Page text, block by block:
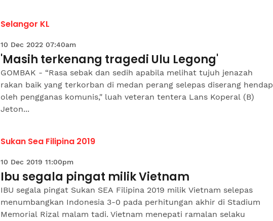
Selangor KL
10 Dec 2022 07:40am
'Masih terkenang tragedi Ulu Legong'
GOMBAK - “Rasa sebak dan sedih apabila melihat tujuh jenazah
rakan baik yang terkorban di medan perang selepas diserang hendap
oleh pengganas komunis," luah veteran tentera Lans Koperal (B)
Jeton...
Sukan Sea Filipina 2019
10 Dec 2019 11:00pm
Ibu segala pingat milik Vietnam
IBU segala pingat Sukan SEA Filipina 2019 milik Vietnam selepas
menumbangkan Indonesia 3-0 pada perhitungan akhir di Stadium
Memorial Rizal malam tadi. Vietnam menepati ramalan selaku